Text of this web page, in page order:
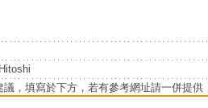
議，填寫於下方，若有參考網址請一併提供